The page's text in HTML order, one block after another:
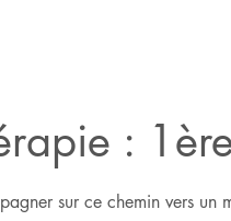
:
sur ce chemin vers